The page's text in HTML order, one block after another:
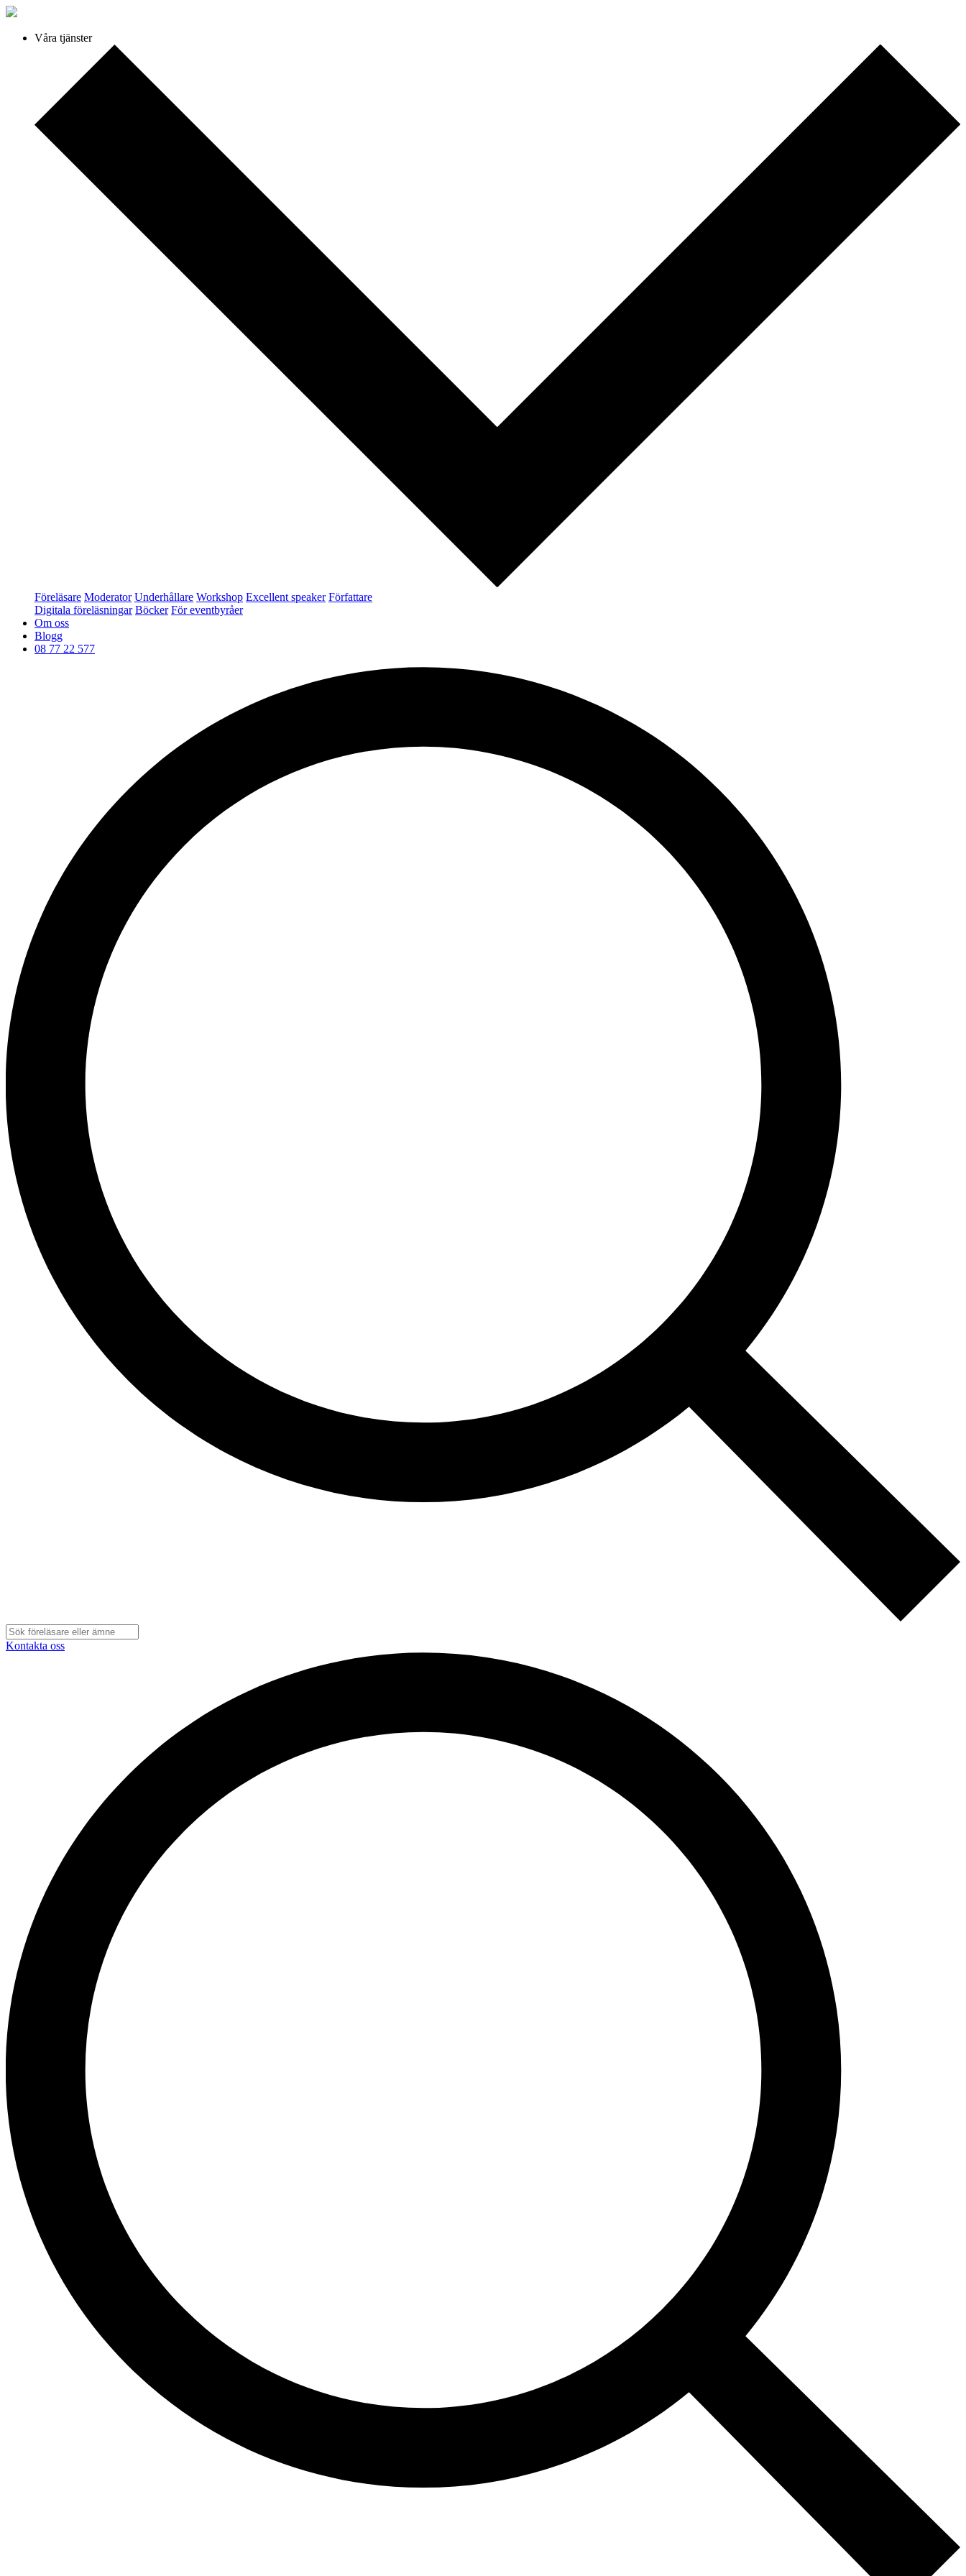
Våra tjänster
Föreläsare Moderator Underhållare Workshop Excellent speaker Författare
Digitala föreläsningar Böcker För eventbyråer
Om oss
Blogg
08 77 22 577
Kontakta oss